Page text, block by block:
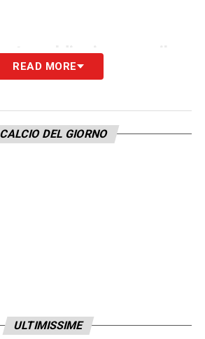
caldissimo con il
puntato su Seydou
direttori di mercato del club
per il raggiungimento
READ MORE
DEL GIORNO
ULTIMISSIME